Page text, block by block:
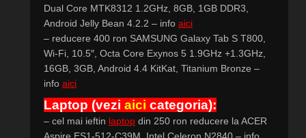
Dual Core MTK8312 1.2GHz, 8GB, 1GB DDR3,
Android Jelly Bean 4.2.2 – info aici
– reducere 400 ron SAMSUNG Galaxy Tab S T800,
Wi-Fi, 10.5″, Octa Core Exynos 5 1.9GHz +1.3GHz,
16GB, 3GB, Android 4.4 KitKat, Titanium Bronze –
info aici
Laptop (vezi aici categoria):
– cel mai ieftin laptop din 250 ron reducere la ACER